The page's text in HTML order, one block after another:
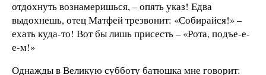
отдохнуть вознамеришься, – опять указ! Едва
выдохнешь, отец Матфей трезвонит: «Собирайся!» –
ехать куда-то! Вот бы лишь присесть – «Рота, подъе-е-
е-м!»
Однажды в Великую субботу батюшка мне говорит: